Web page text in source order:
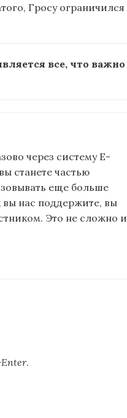
Гросу ограничился
все, что важно
через систему E-
станете частью
еще больше
вы нас поддержите, вы
Это не сложно и
.